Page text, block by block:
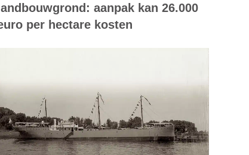
landbouwgrond: aanpak kan 26.000
per hectare kosten